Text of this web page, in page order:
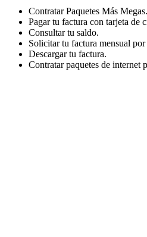
Contratar Paquetes Más Megas.
Pagar tu factura con tarjeta de
Consultar tu saldo.
Solicitar tu factura mensual
Descargar tu factura.
Contratar paquetes de internet